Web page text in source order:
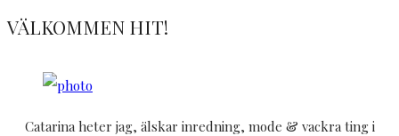
VÄLKOMMEN HIT!
Catarina heter jag, älskar inredning, mode & vackra ting i